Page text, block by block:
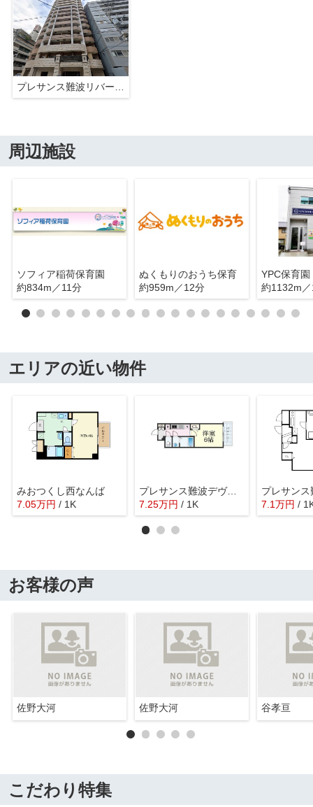
プレサンス難波リバーオアシス
周辺施設
ソフィア稲荷保育園
約834m／11分
ぬくもりのおうち保育
約959m／12分
YPC保育園
約1132m
エリアの近い物件
みおつくし西なんば
7.05万円 / 1K
プレサンス難波デヴァンテ
7.25万円 / 1K 7.1万円 /
お客様の声
佐野大河 佐野大河 谷孝亘
こだわり特集